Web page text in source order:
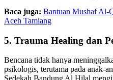
Baca juga: Bantuan Mushaf Al-
Aceh Tamiang
5. Trauma Healing dan
Bencana tidak hanya
psikologis, terutama pada anak-